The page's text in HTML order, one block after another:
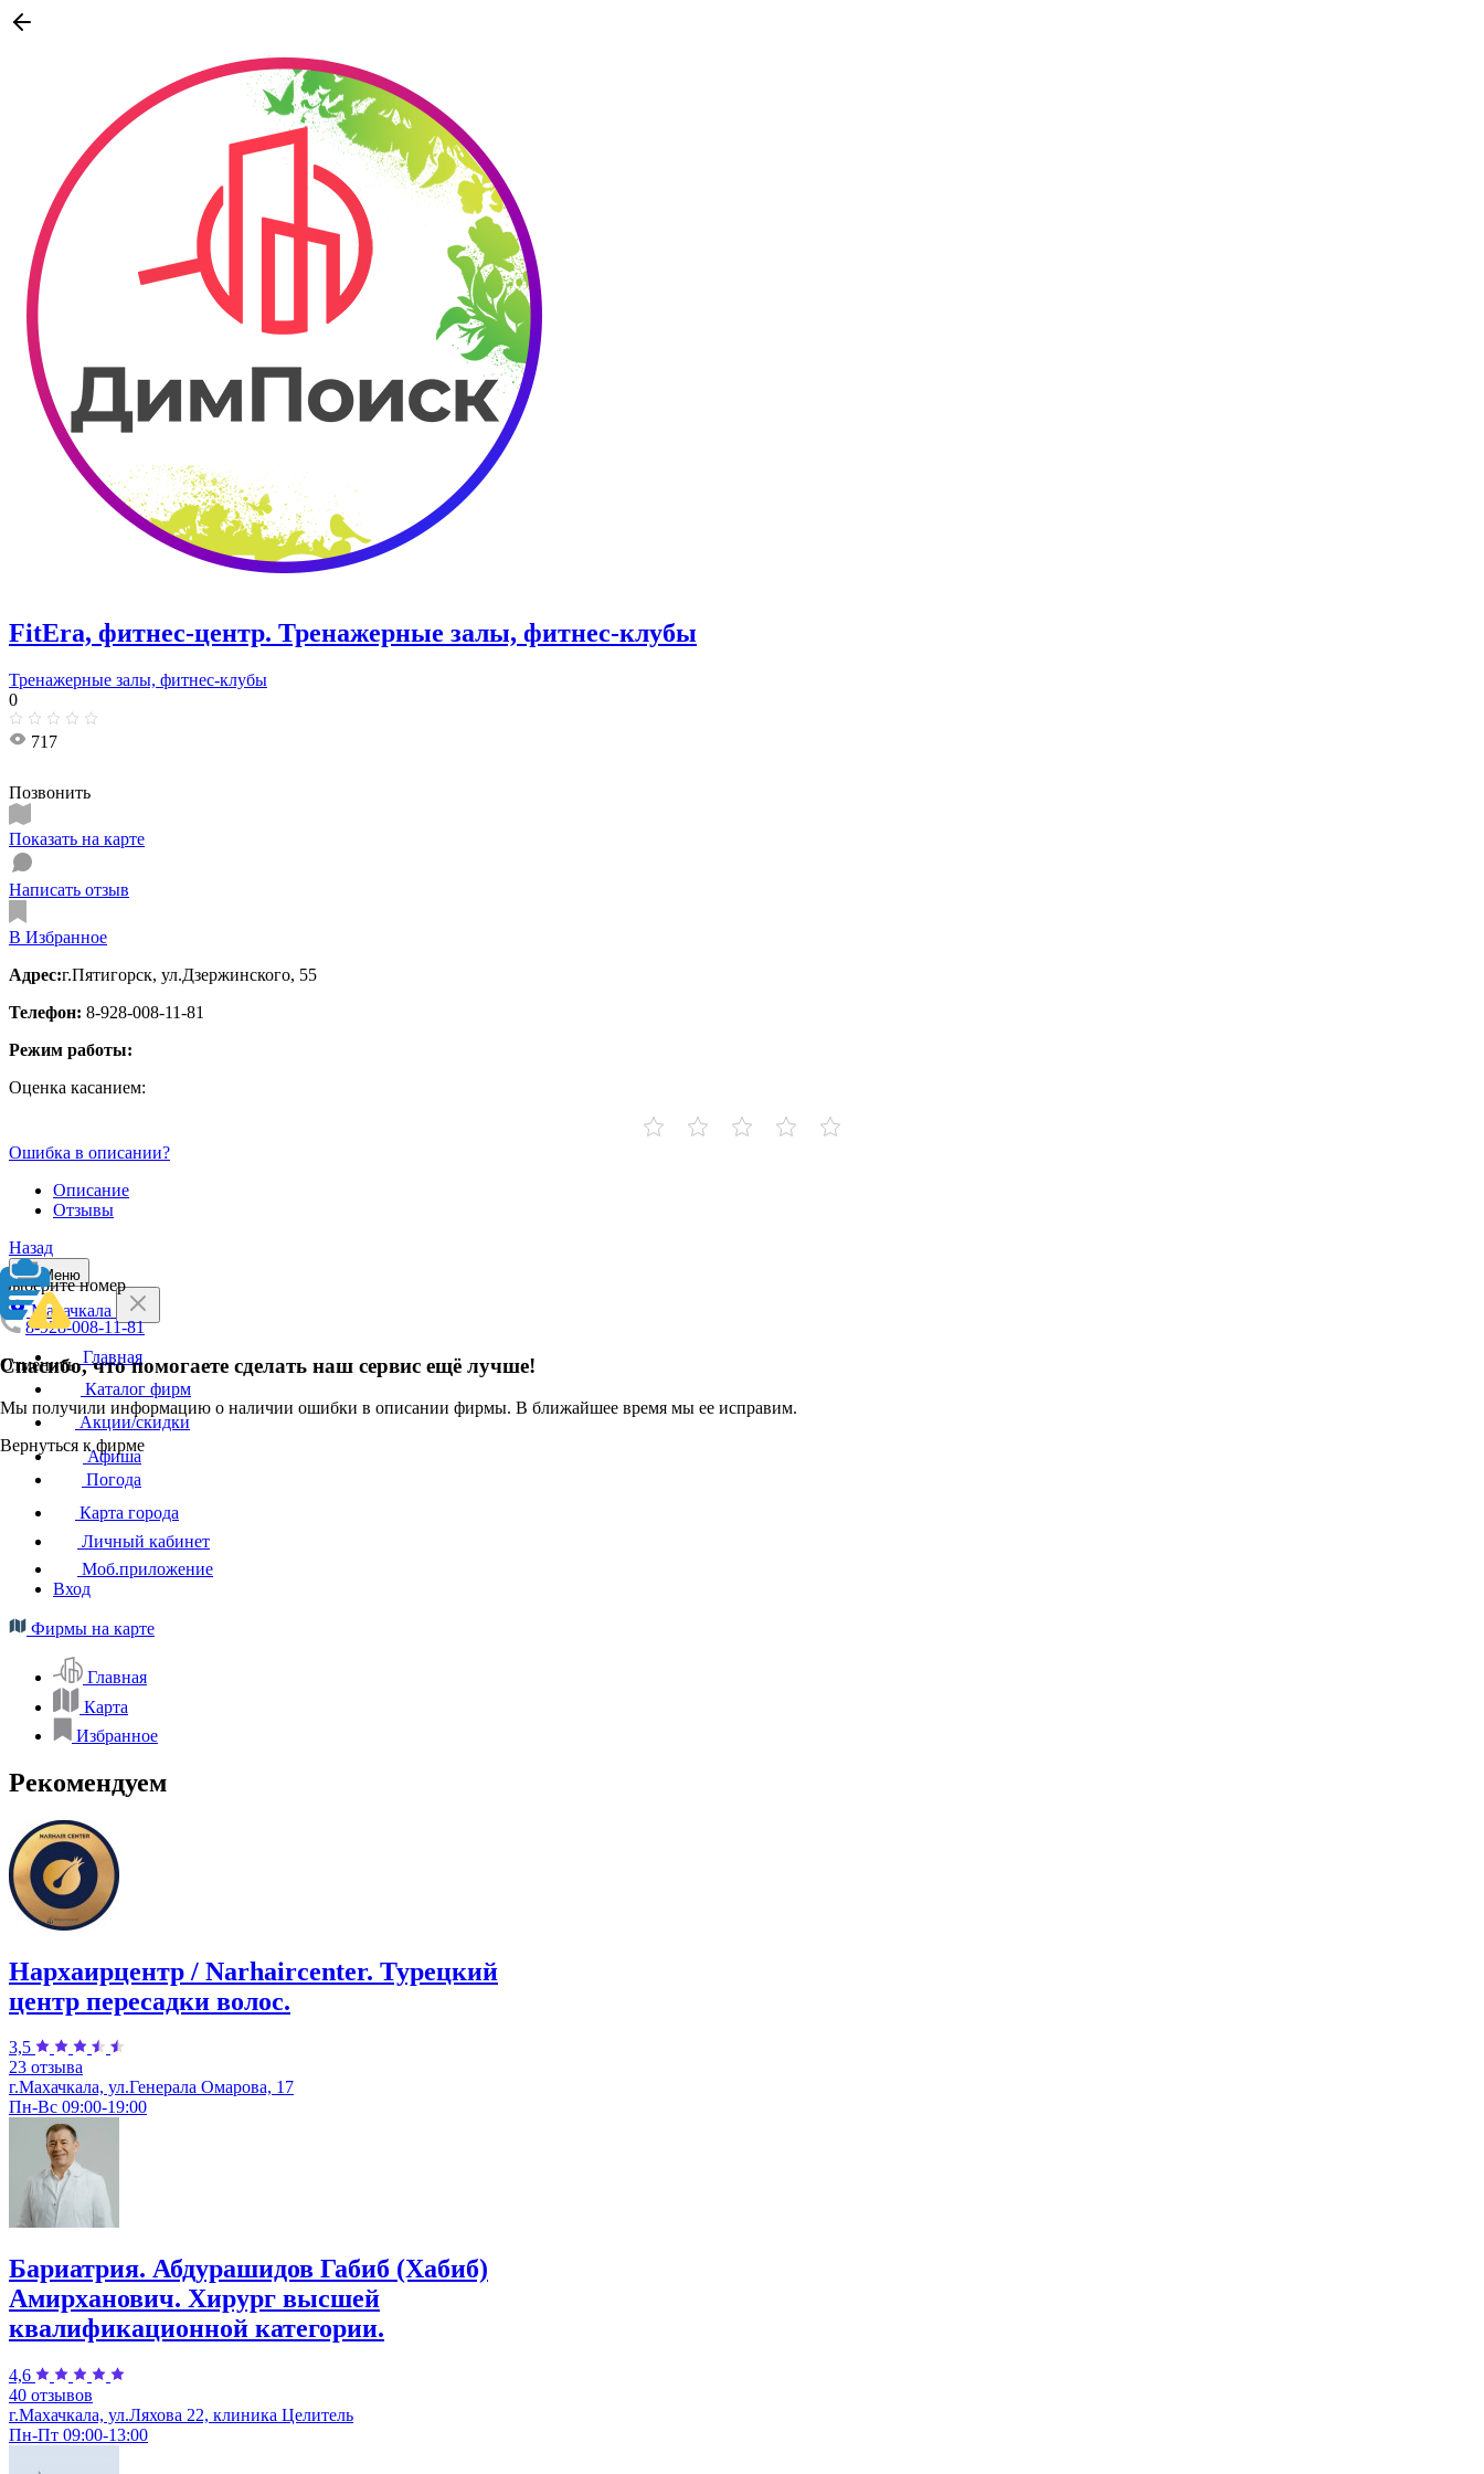
FitEra, фитнес-центр. Тренажерные залы, фитнес-клубы
Тренажерные залы, фитнес-клубы
0
717
Позвонить
Показать на карте
Написать отзыв
В Избранное
Адрес:г.Пятигорск, ул.Дзержинского, 55
Телефон: 8-928-008-11-81
Режим работы:
Оценка касанием:
Ошибка в описании?
Описание
Отзывы
Назад
Выберите номер
8-928-008-11-81
Отменить
Спасибо, что помогаете сделать наш сервис ещё лучше!
Мы получили информацию о наличии ошибки в описании фирмы. В ближайшее время мы ее исправим.
Вернуться к фирме
Меню
Махачкала
Главная
Каталог фирм
Акции/скидки
Афиша
Погода
Карта города
Личный кабинет
Моб.приложение
Вход
Фирмы на карте
Главная
Карта
Избранное
Рекомендуем
Нархаирцентр / Narhaircenter. Турецкий
центр пересадки волос.
3,5
23 отзыва
г.Махачкала, ул.Генерала Омарова, 17
Пн-Вс 09:00-19:00
Бариатрия. Абдурашидов Габиб (Хабиб)
Амирханович. Хирург высшей
квалификационной категории.
4,6
40 отзывов
г.Махачкала, ул.Ляхова 22, клиника Целитель
Пн-Пт 09:00-13:00